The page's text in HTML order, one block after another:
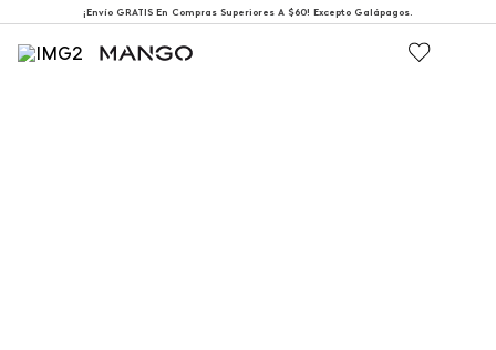
¡Envío GRATIS En Compras Superiores A $60! Excepto Galápagos.